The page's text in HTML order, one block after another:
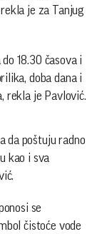
je za Tanjug
18.30 časova i
doba dana i
rekla je Pavlović.
da poštuju radno
kao i sva
se
čistoće vode